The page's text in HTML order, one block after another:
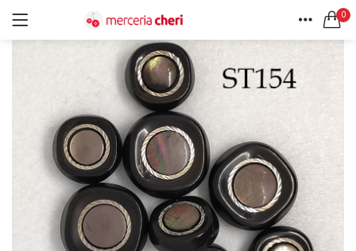
0
HOME
ACCOUNT
ACCEDI REGISTRATI
Ricordami
Tutte le categorie
Accessori Design (56)
Accessori merceria (94)
Cesti portalavoro (8)
Aghi e spilli (24)
Applicazioni (26)
Borse (6)
Bottoni Vintage (204)